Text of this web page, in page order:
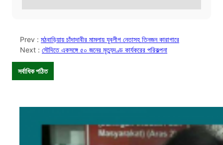
Prev : মঠবাড়িয়ায় চাঁদাদাবীর মামলায় যুবলীগ নেতাসহ তিনজন কারাগারে
Next : সৌদিতে একসঙ্গে ৫০ জনের মৃত্যুদণ্ড কার্যকরের পরিকল্পনা
সর্বাধিক পঠিত